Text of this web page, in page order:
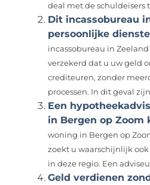
deal met de schuldeisers
Dit incassobureau
persoonlijke
incassobureau in
verzekerd dat u uw geld
crediteuren, zonder
processen. In dit geval
Een
in Bergen op Zoom
woning in Bergen op
zoekt u waarschijnlijk
in deze regio. Een
Geld verdienen